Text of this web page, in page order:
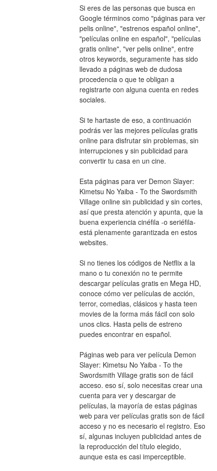
Si eres de las personas que busca en
Google términos como "páginas para ver
pelis online", "estrenos español online",
"películas online en español", "películas
gratis online", "ver pelis online", entre
otros keywords, seguramente has sido
llevado a páginas web de dudosa
procedencia o que te obligan a
registrarte con alguna cuenta en redes
sociales.
Si te hartaste de eso, a continuación
podrás ver las mejores películas gratis
online para disfrutar sin problemas, sin
interrupciones y sin publicidad para
convertir tu casa en un cine.
Esta páginas para ver Demon Slayer:
Kimetsu No Yaiba - To the Swordsmith
Village online sin publicidad y sin cortes,
así que presta atención y apunta, que la
buena experiencia cinéfila -o seriéfila-
está plenamente garantizada en estos
websites.
Si no tienes los códigos de Netflix a la
mano o tu conexión no te permite
descargar películas gratis en Mega HD,
conoce cómo ver películas de acción,
terror, comedias, clásicos y hasta teen
movies de la forma más fácil con solo
unos clics. Hasta pelis de estreno
puedes encontrar en español.
Páginas web para ver película Demon
Slayer: Kimetsu No Yaiba - To the
Swordsmith Village gratis son de fácil
acceso. eso sí, solo necesitas crear una
cuenta para ver y descargar de
películas, la mayoría de estas páginas
web para ver películas gratis son de fácil
acceso y no es necesario el registro. Eso
sí, algunas incluyen publicidad antes de
la reproducción del título elegido,
aunque esta es casi imperceptible.